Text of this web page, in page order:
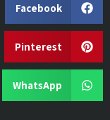
Facebook
Pinterest
WhatsApp